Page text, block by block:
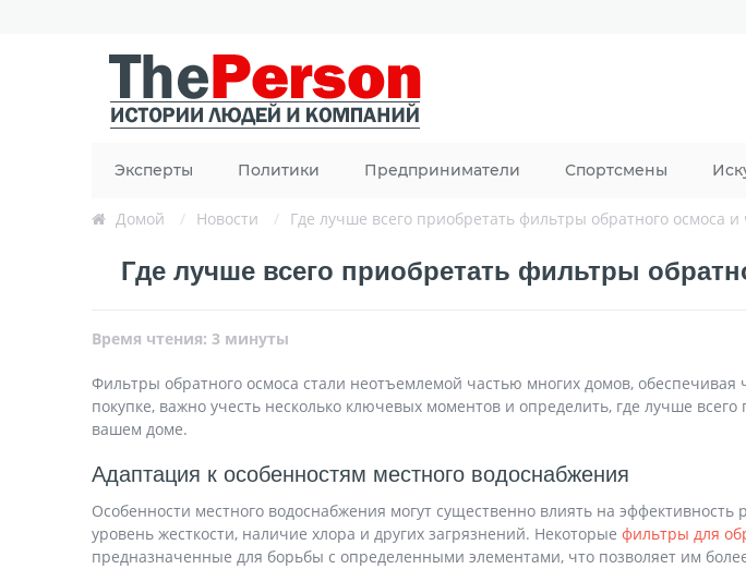
Эксперты Политики Предприниматели Спортсмены
Домой / Новости / Где лучше всего приобретать фильтры обратного осмоса
Где лучше всего приобретать фильтры
Время чтения: 3 минуты
Фильтры обратного осмоса стали неотъемлемой частью многих домов,
покупке, важно учесть несколько ключевых моментов и определить, где лучше
вашем доме.
Адаптация к особенностям местного водоснабжения
Особенности местного водоснабжения могут существенно влиять на
уровень жесткости, наличие хлора и других загрязнений. Некоторые фильтры для
предназначенные для борьбы с определенными элементами, что позволяет им